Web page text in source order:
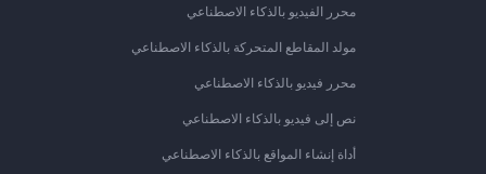
محرر الفيديو بالذكاء الاصطناعي
مولد المقاطع المتحركة بالذكاء الاصطناعي
محرر فيديو بالذكاء الاصطناعي
نص إلى فيديو بالذكاء الاصطناعي
أداة إنشاء المواقع بالذكاء الاصطناعي